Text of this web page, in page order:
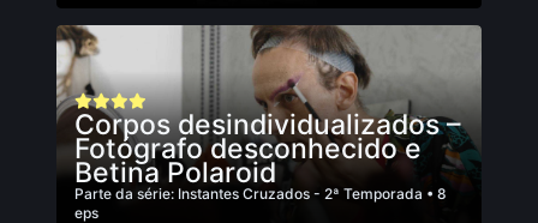
Corpos desindividualizados –
Fotógrafo desconhecido e
Betina Polaroid
Parte da série: Instantes Cruzados - 2ª Temporada • 8
eps